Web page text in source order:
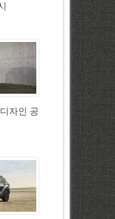
자인 공